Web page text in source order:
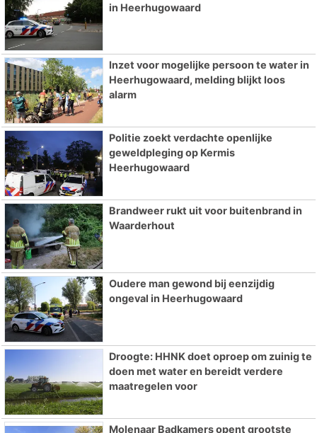
in Heerhugowaard
Inzet voor mogelijke persoon te water in
Heerhugowaard, melding blijkt loos
alarm
Politie zoekt verdachte openlijke
geweldpleging op Kermis
Heerhugowaard
Brandweer rukt uit voor buitenbrand in
Waarderhout
Oudere man gewond bij eenzijdig
ongeval in Heerhugowaard
Droogte: HHNK doet oproep om zuinig te
doen met water en bereidt verdere
maatregelen voor
Molenaar Badkamers opent grootste